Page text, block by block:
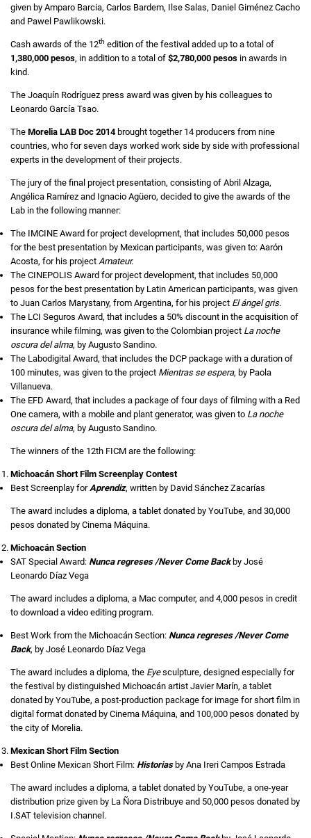
given by Amparo Barcia, Carlos Bardem, Ilse Salas, Daniel Giménez Cacho
and Pawel Pawlikowski.
Cash awards of the 12th edition of the festival added up to a total of
1,380,000 pesos, in addition to a total of $2,780,000 pesos in awards in
kind.
The Joaquín Rodríguez press award was given by his colleagues to
Leonardo García Tsao.
The Morelia LAB Doc 2014brought together 14 producers from nine
countries, who for seven days worked work side by side with professional
experts in the development of their projects.
The jury of the final project presentation, consisting of Abril Alzaga,
Angélica Ramírez and Ignacio Agüero, decided to give the awards of the
Lab in the following manner:
The IMCINE Award for project development, that includes 50,000 pesos
for the best presentation by Mexican participants, was given to: Aarón
Acosta, for his project Amateur.
The CINEPOLIS Award for project development, that includes 50,000
pesos for the best presentation by Latin American participants, was given
to Juan Carlos Marystany, from Argentina, for his project El ángel gris.
The LCI Seguros Award, that includes a 50% discount in the acquisition of
insurance while filming, was given to the Colombian project La noche
oscura del alma, by Augusto Sandino.
The Labodigital Award, that includes the DCP package with a duration of
100 minutes, was given to the project Mientras se espera, by Paola
Villanueva.
The EFD Award, that includes a package of four days of filming with a Red
One camera, with a mobile and plant generator, was given to La noche
oscura del alma, by Augusto Sandino.
The winners of the 12th FICM are the following:
Michoacán Short Film Screenplay Contest
Best Screenplay forAprendiz, written by David Sánchez Zacarías
The award includes a diploma, a tablet donated by YouTube, and 30,000
pesos donated by Cinema Máquina.
Michoacán Section
SAT Special Award: Nunca regreses /Never Come Backby José
Leonardo Díaz Vega
The award includes a diploma, a Mac computer, and 4,000 pesos in credit
to download a video editing program.
Best Work from the Michoacán Section: Nunca regreses /Never Come
Back, by José Leonardo Díaz Vega
The award includes a diploma, the Eyesculpture, designed especially for
the festival by distinguished Michoacán artist Javier Marín, a tablet
donated by YouTube, a post-production package for image for short film in
digital format donated by Cinema Máquina, and 100,000 pesos donated by
the city of Morelia.
Mexican Short Film Section
Best Online Mexican Short Film: Historiasby Ana Ireri Campos Estrada
The award includes a diploma, a tablet donated by YouTube, a one-year
distribution prize given by La Ñora Distribuye and 50,000 pesos donated by
I.SAT television channel.